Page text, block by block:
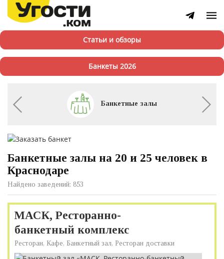
Статьи и обзоры
Банкеты 2026
Банкетные залы
Банкетные залы на 20 и 25 человек в
Краснодаре
Найдено заведений: 853
МАСК, Ресторанно-
банкетный комплекс
Ресторан, Кафе, Банкетный зал, Ресторан доставки